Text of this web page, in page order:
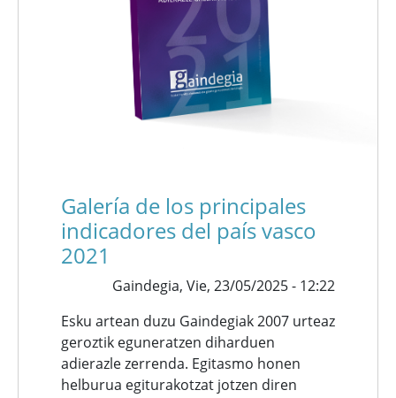
Galería de los principales
indicadores del país vasco
2021
Gaindegia, Vie, 23/05/2025 - 12:22
Esku artean duzu Gaindegiak 2007 urteaz
geroztik eguneratzen diharduen
adierazle zerrenda. Egitasmo honen
helburua egiturakotzat jotzen diren